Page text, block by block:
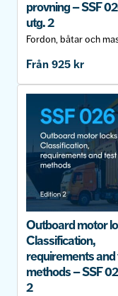
provning – SSF
utg. 2
Fordon, båtar och
Från 925 kr
Outboard motor
Classification,
requirements and
methods – SSF
2